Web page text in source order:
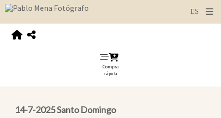
Compra
rápida
14-7-2025 Santo Domingo